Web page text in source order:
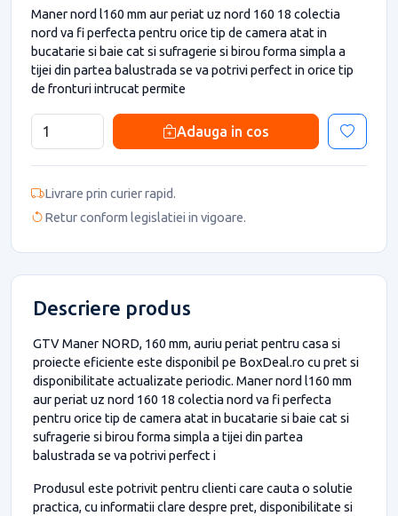
Maner nord l160 mm aur periat uz nord 160 18 colectia
nord va fi perfecta pentru orice tip de camera atat in
bucatarie si baie cat si sufragerie si birou forma simpla a
tijei din partea balustrada se va potrivi perfect in orice tip
de fronturi intrucat permite
Adauga in cos
Livrare prin curier rapid.
Retur conform legislatiei in vigoare.
Descriere produs
GTV Maner NORD, 160 mm, auriu periat pentru casa si
proiecte eficiente este disponibil pe BoxDeal.ro cu pret si
disponibilitate actualizate periodic. Maner nord l160 mm
aur periat uz nord 160 18 colectia nord va fi perfecta
pentru orice tip de camera atat in bucatarie si baie cat si
sufragerie si birou forma simpla a tijei din partea
balustrada se va potrivi perfect i
Produsul este potrivit pentru clienti care cauta o solutie
practica, cu informatii clare despre pret, disponibilitate si